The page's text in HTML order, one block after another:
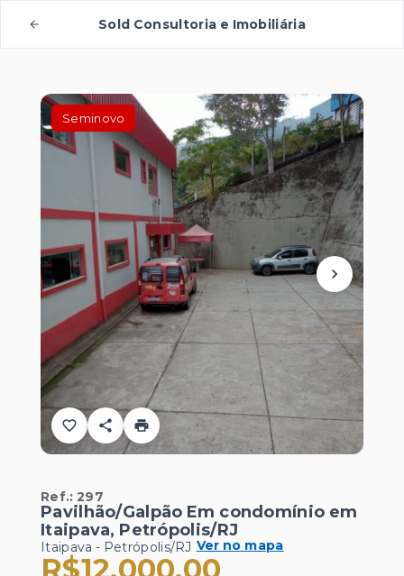
Sold Consultoria e Imobiliária
Seminovo
Ref.:297
Pavilhão/Galpão Em condomínio em
Itaipava, Petrópolis/RJ
Itaipava - Petrópolis/RJ Ver no mapa